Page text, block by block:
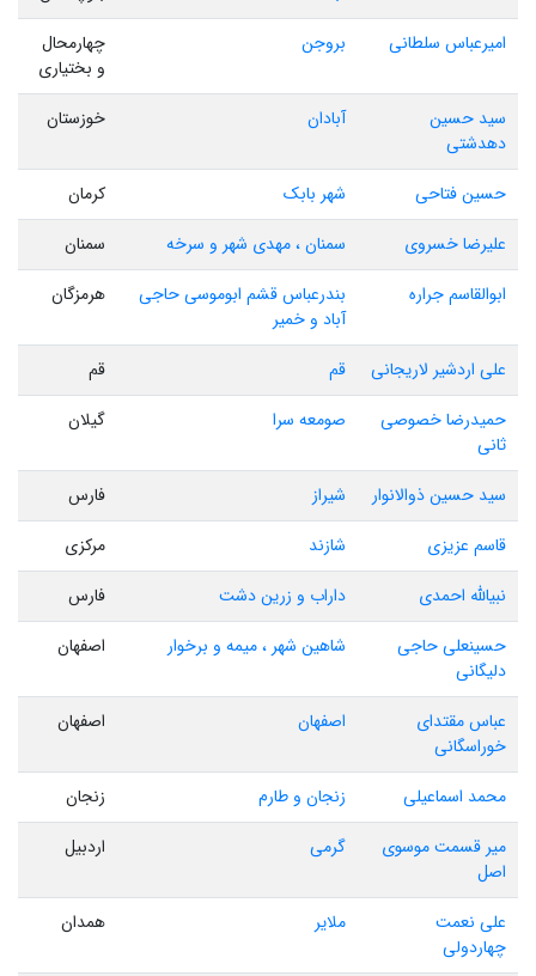
امیرعباس سلطانی
بروجن
چهارمحال
و بختیاری
سید حسین
دهدشتی
آبادان خوزستان
حسین فتاحی شهر بابک
کرمان
علیرضا خسروی
سمنان ، مهدی شهر و سرخه
سمنان
ابوالقاسم جراره
بندرعباس قشم ابوموسی حاجی
آباد و خمیر
هرمزگان
علی اردشیر لاریجانی قم
قم
حمیدرضا خصوصی
ثانی
صومعه سرا گیلان
سید حسین ذوالانوار شیراز
فارس
قاسم عزیزی
شازند
مرکزی
نبیالله احمدی
داراب و زرین دشت
فارس
حسینعلی حاجی
دلیگانی
شاهین شهر ، میمه و برخوار اصفهان
عباس مقتدای
خوراسگانی
اصفهان اصفهان
محمد اسماعیلی زنجان و طارم
زنجان
میر قسمت موسوی
اصل
گرمی اردبیل
علی نعمت
چهاردولی
ملایر همدان